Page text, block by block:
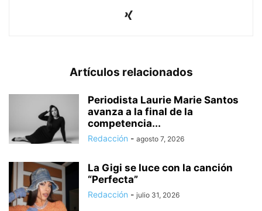
Artículos relacionados
Periodista Laurie Marie Santos
avanza a la final de la
competencia...
Redacción - agosto 7, 2026
La Gigi se luce con la canción
“Perfecta”
Redacción - julio 31, 2026